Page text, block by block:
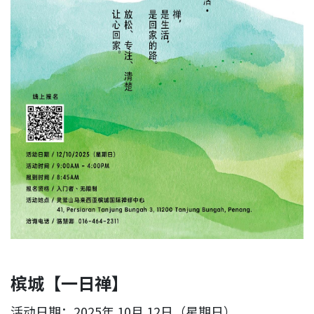
槟城【一日禅】